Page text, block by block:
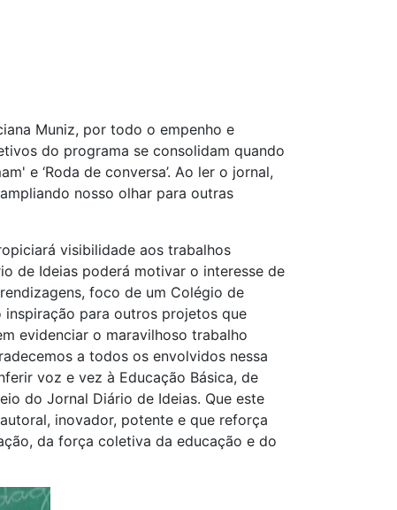
Muniz, por todo o empenho e
do programa se consolidam quando
e ‘Roda de conversa’. Ao ler o jornal,
nosso olhar para outras
visibilidade aos trabalhos
de Ideias poderá motivar o interesse de
foco de um Colégio de
para outros projetos que
evidenciar o maravilhoso trabalho
a todos os envolvidos nessa
voz e vez à Educação Básica, de
do Jornal Diário de Ideias. Que este
inovador, potente e que reforça
da força coletiva da educação e do